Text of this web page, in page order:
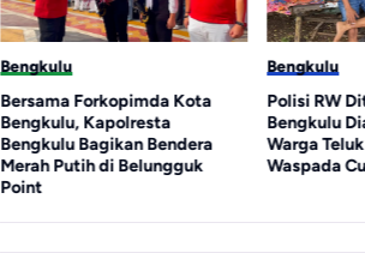
Bengkulu
Bersama Forkopimda Kota
Bengkulu, Kapolresta
Bengkulu Bagikan Bendera
Merah Putih di Belungguk
Point
Bengkulu
Polisi RW
Bengkulu
Warga
Waspada